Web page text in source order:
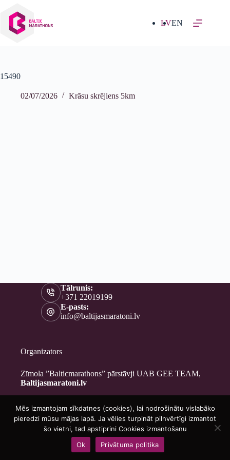
saturu
LVEN
15490
02/07/2026 Krāsu skrējiens 5km
Tālrunis:
+371 22019199
E-pasts:
info@baltijasmaratoni.lv
Organizators
Zīmola ”Balticmarathons” pārstāvji UAB GEE TEAM,
Baltijasmaratoni.lv
Kontakti
Par mums
Brīvprātīgajiem
Privātuma politika
Copyright © 2026 - Baltijasmaratoni.lv
Mēs izmantojam sīkdatnes (cookies), lai nodrošinātu vislabāko
pieredzi mūsu mājas lapā. Ja vēlies turpināt pilnvērtīgi izmantot
šo vietni, tad apstiprini Cookies izmantošanu
Ok
Privātuma politika